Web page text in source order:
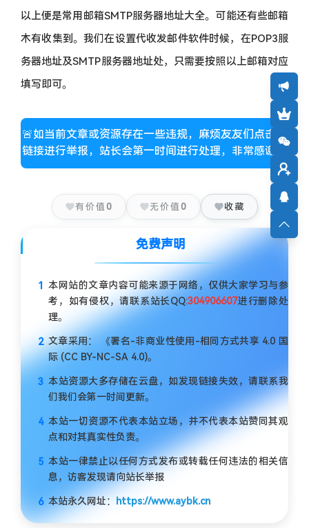
以上便是常用邮箱SMTP服务器地址大全。可能还有些邮箱
木有收集到。我们在设置代收发邮件软件时候，在POP3服
务器地址及SMTP服务器地址处，只需要按照以上邮箱对应
填写即可。
🚨如当前文章或资源存在一些违规，麻烦友友们点击此
链接进行举报，站长会第一时间进行处理，非常感谢！
有价值 0 无价值 0 收藏
免费声明
本网站的文章内容可能来源于网络，仅供大家学习与参
考，如有侵权，请联系站长QQ:304906607进行删除处
理。
文章采用： 《署名-非商业性使用-相同方式共享 4.0 国
际 (CC BY-NC-SA 4.0)。
本站资源大多存储在云盘，如发现链接失效，请联系我
们我们会第一时间更新。
本站一切资源不代表本站立场，并不代表本站赞同其观
点和对其真实性负责。
本站一律禁止以任何方式发布或转载任何违法的相关信
息，访客发现请向站长举报
本站永久网址： https://www.aybk.cn